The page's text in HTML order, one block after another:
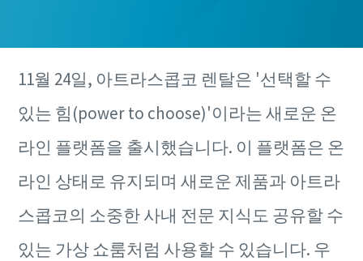
고객 맞춤형 렌탈 구독 프로그램
11월 24일, 아트라스콥코 렌탈은 '선택할 수
있는 힘(power to choose)'이라는 새로운 온
라인 플랫폼을 출시했습니다. 이 플랫폼은 온
라인 상태로 유지되며 새로운 제품과 아트라
스콥코의 소중한 사내 전문 지식도 공유할 수
있는 가상 쇼룸처럼 사용할 수 있습니다. 우